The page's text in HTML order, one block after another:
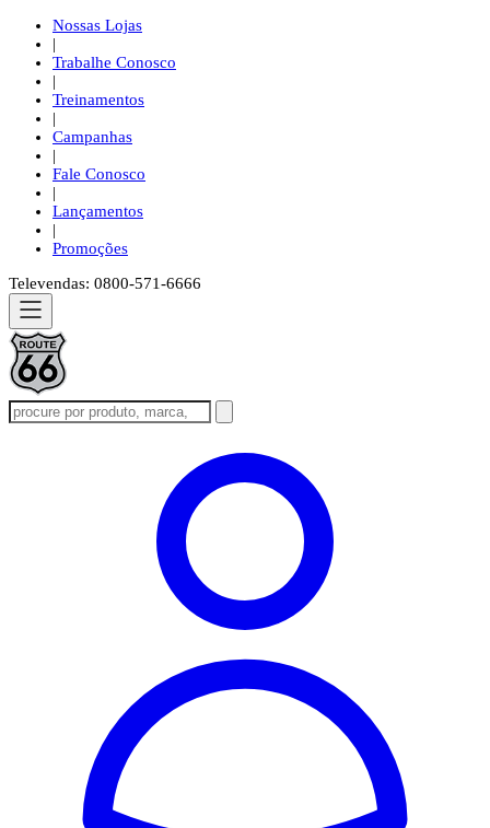
Nossas Lojas
|
Trabalhe Conosco
|
Treinamentos
|
Campanhas
|
Fale Conosco
|
Lançamentos
|
Promoções
Televendas: 0800-571-6666